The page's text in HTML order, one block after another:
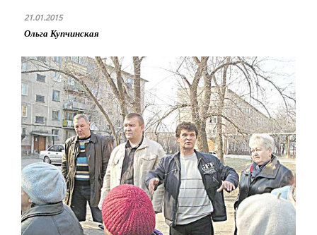
21.01.2015
Ольга Купчинская